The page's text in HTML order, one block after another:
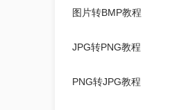
图片转BMP教程
JPG转PNG教程
PNG转JPG教程